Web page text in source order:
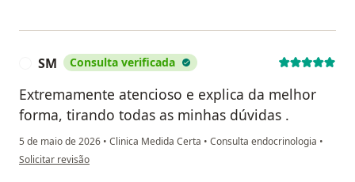
SM Consulta verificada
Extremamente atencioso e explica da melhor
forma, tirando todas as minhas dúvidas .
5 de maio de 2026 • Clinica Medida Certa • Consulta endocrinologia •
na opinião do utilizador SM
Solicitar revisão